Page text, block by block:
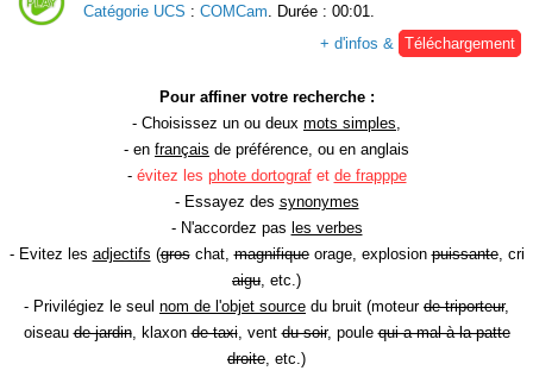
Catégorie UCS : COMCam . Durée : 00:01.
+ d'infos &
Téléchargement
Pour affiner votre recherche :
- Choisissez un ou deux mots simples
- en français de préférence, ou en anglais
- évitez les phote dortografet de frapppe
- Essayez des synonymes
- N'accordez pas les verbes
- Evitez les adjectifs (groschat,magnifiqueorage, explosionpuissante, cri
aigu , etc.)
- Privilégiez le seul nom de l'objet source du bruit (moteur de triporteur,
oiseaude jardin, klaxonde taxi, ventdu soir, poulequi a mal à la patte
droite , etc.)